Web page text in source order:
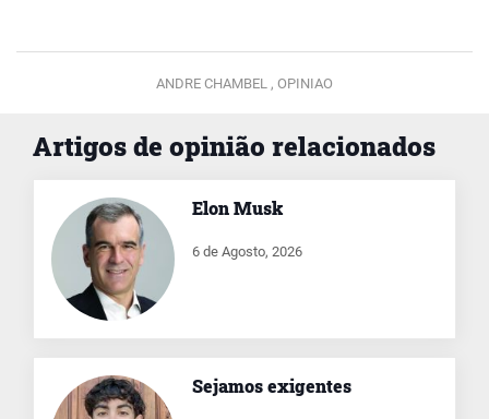
ANDRE CHAMBEL , OPINIAO
Artigos de opinião relacionados
Elon Musk
6 de Agosto, 2026
Sejamos exigentes